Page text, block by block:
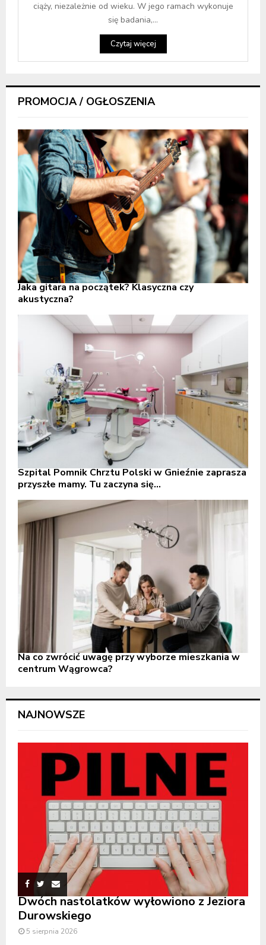
ciąży, niezależnie od wieku. W jego ramach wykonuje
się badania,...
Czytaj więcej
PROMOCJA / OGŁOSZENIA
Jaka gitara na początek? Klasyczna czy
akustyczna?
Szpital Pomnik Chrztu Polski w Gnieźnie zaprasza
przyszłe mamy. Tu zaczyna się...
Na co zwrócić uwagę przy wyborze mieszkania w
centrum Wągrowca?
NAJNOWSZE
Dwóch nastolatków wyłowiono z Jeziora
Durowskiego
5 sierpnia 2026